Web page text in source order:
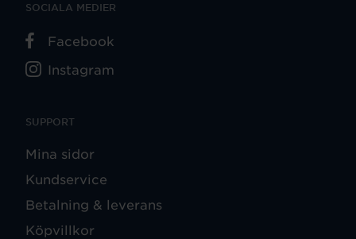
SUPPORT
Mina sidor
Kundservice
Betalning & leverans
Köpvillkor
SOCIALA MEDIER
Facebook
Instagram